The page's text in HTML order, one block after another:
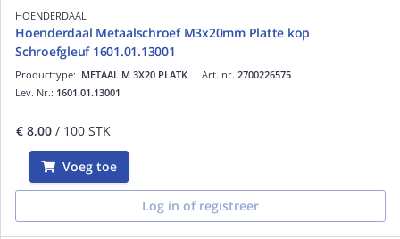
HOENDERDAAL
Hoenderdaal Metaalschroef M3x20mm Platte kop
Schroefgleuf 1601.01.13001
Art. nr. 2700226575
Producttype: METAAL M 3X20 PLATK
Lev. Nr.: 1601.01.13001
€ 8,00 / 100 STK
Voeg toe
Log in of registreer